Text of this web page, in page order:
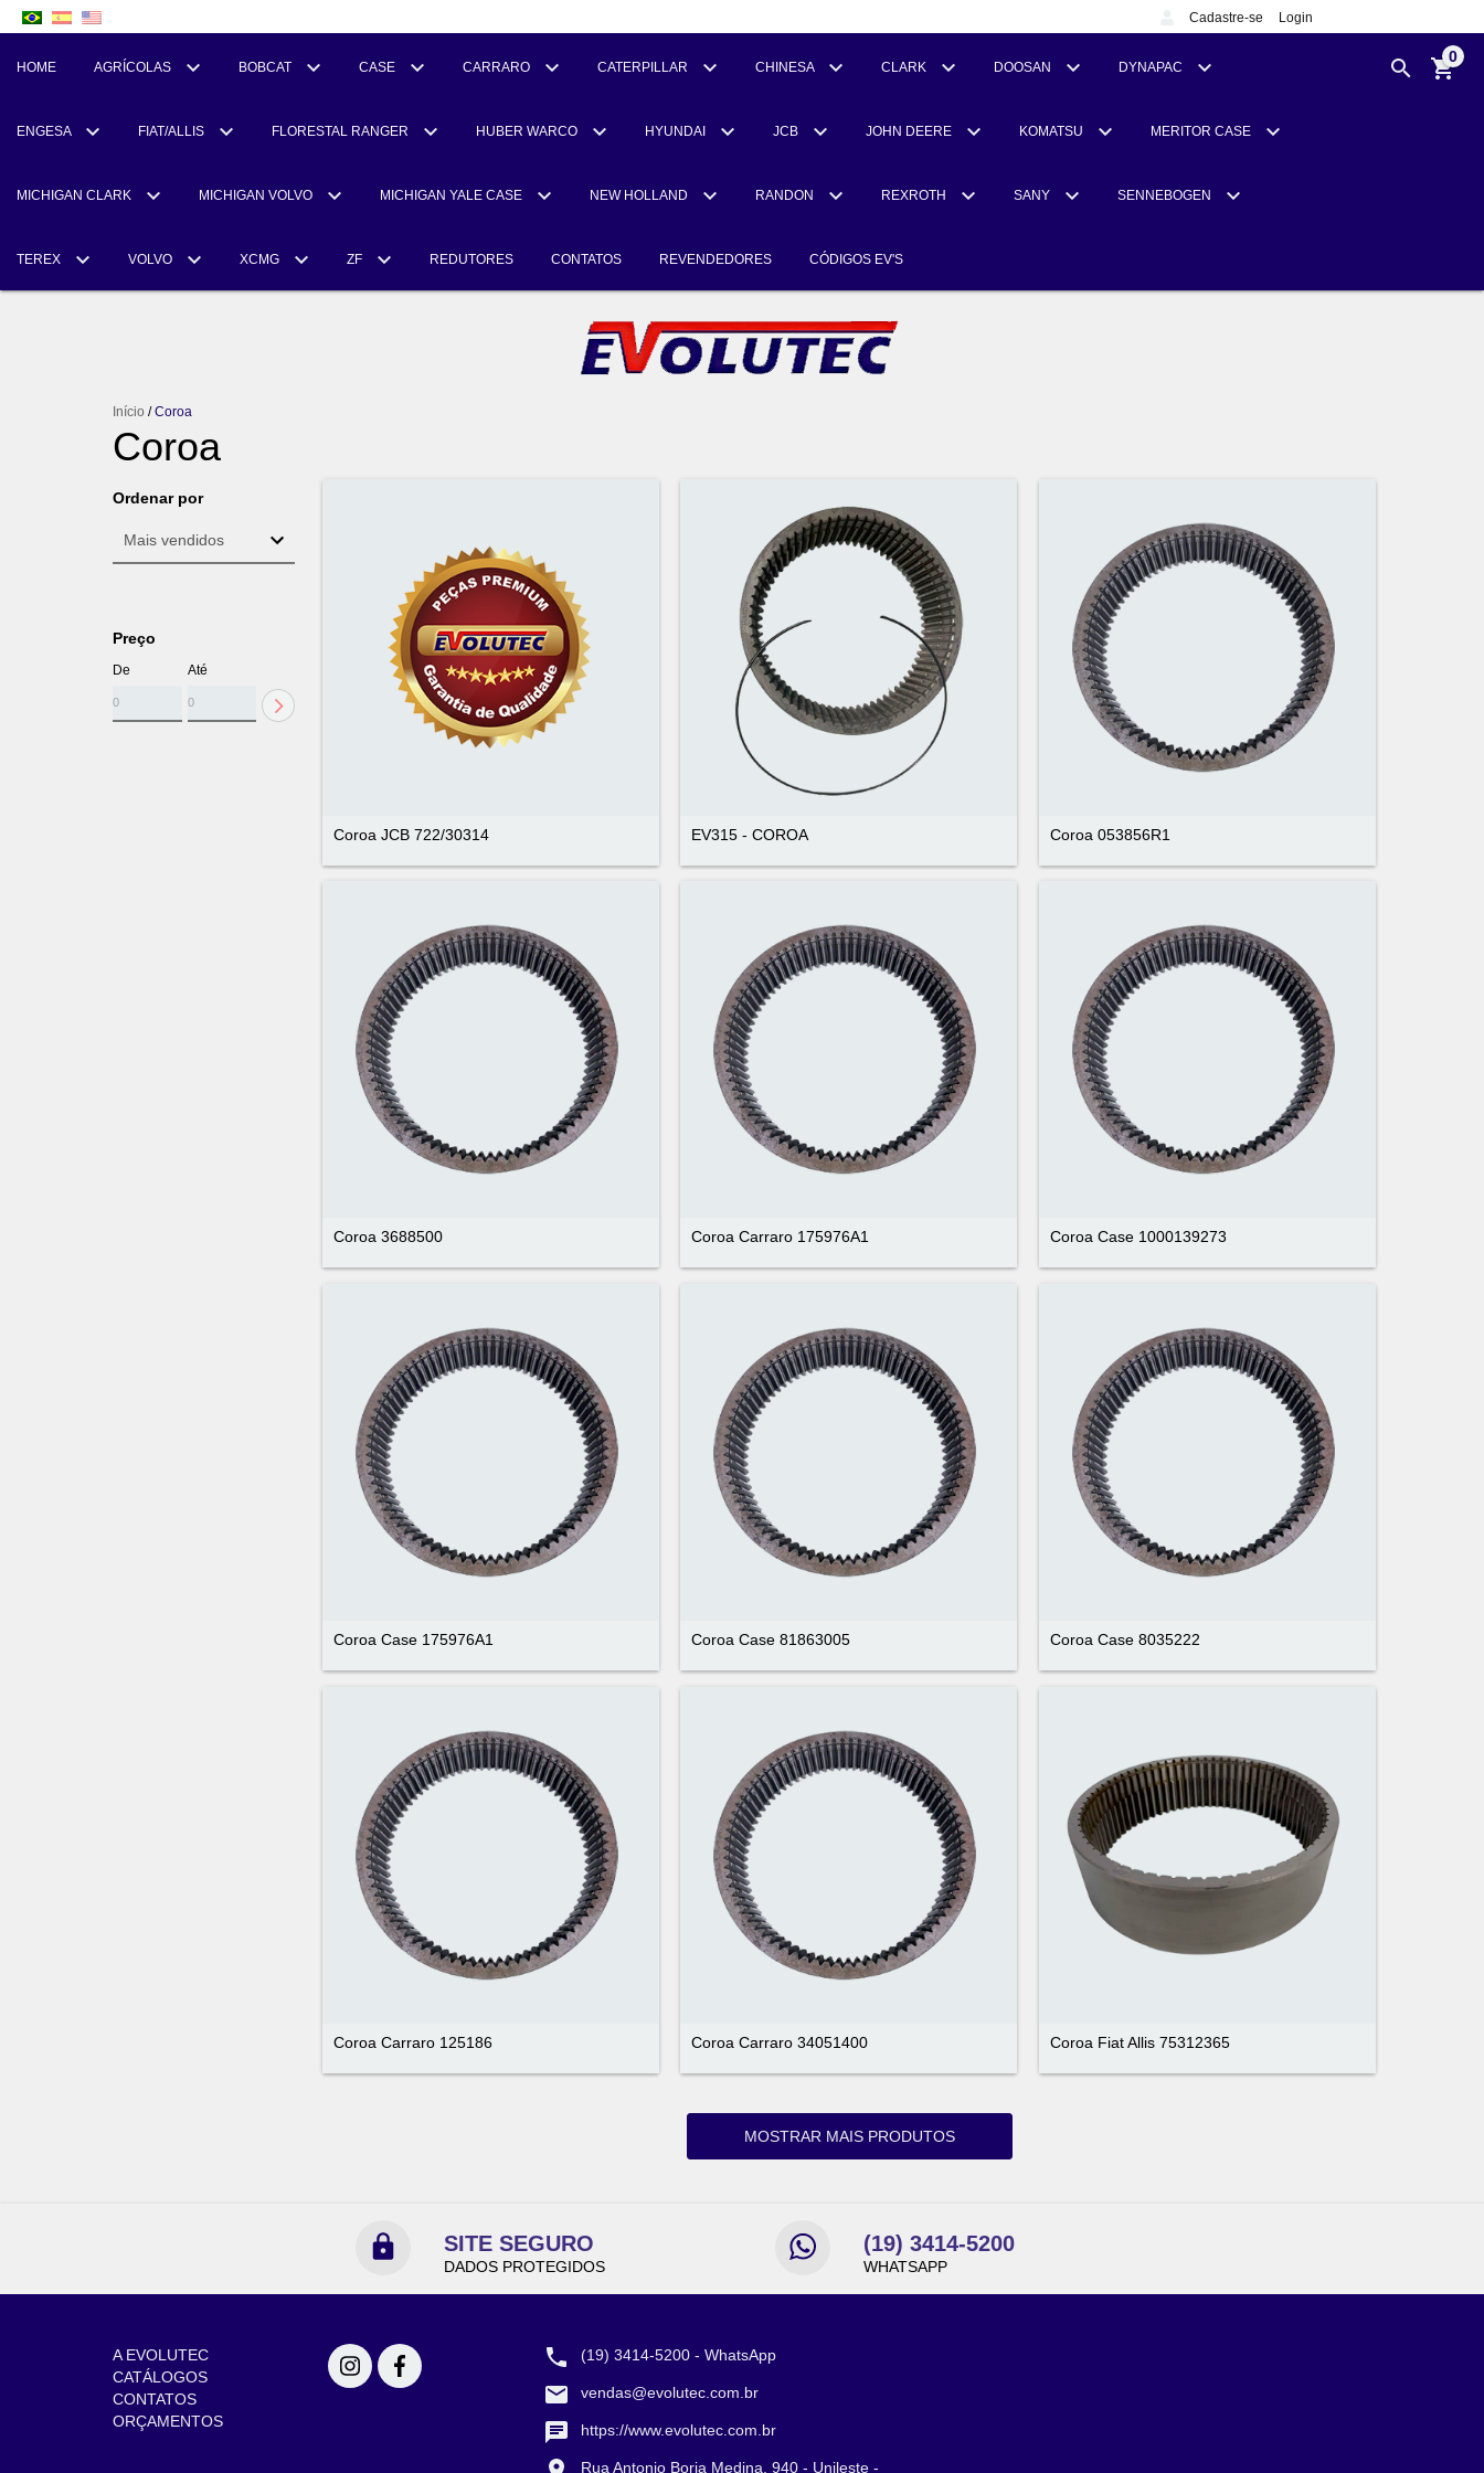
Cadastre-se Login
HOME AGRÍCOLAS BOBCAT CASE CARRARO CATERPILLAR CHINESA CLARK DOOSAN DYNAPAC
ENGESA FIAT/ALLIS FLORESTAL RANGER HUBER WARCO HYUNDAI JCB JOHN DEERE KOMATSU MERITOR CASE
MICHIGAN CLARK MICHIGAN VOLVO MICHIGAN YALE CASE NEW HOLLAND RANDON REXROTH SANY SENNEBOGEN
TEREX VOLVO XCMG ZF REDUTORES CONTATOS REVENDEDORES CÓDIGOS EV'S
0
Início / Coroa
Coroa
Ordenar por
Preço
De Até
Coroa JCB 722/30314 EV315 - COROA Coroa 053856R1
Coroa 3688500 Coroa Carraro 175976A1 Coroa Case 1000139273
Coroa Case 175976A1 Coroa Case 81863005 Coroa Case 8035222
Coroa Carraro 125186 Coroa Carraro 34051400 Coroa Fiat Allis 75312365
MOSTRAR MAIS PRODUTOS
SITE SEGURO
DADOS PROTEGIDOS
(19) 3414-5200
WHATSAPP
A EVOLUTEC
CATÁLOGOS
CONTATOS
ORÇAMENTOS
(19) 3414-5200 - WhatsApp
vendas@evolutec.com.br
https://www.evolutec.com.br
Rua Antonio Borja Medina, 940 - Unileste -